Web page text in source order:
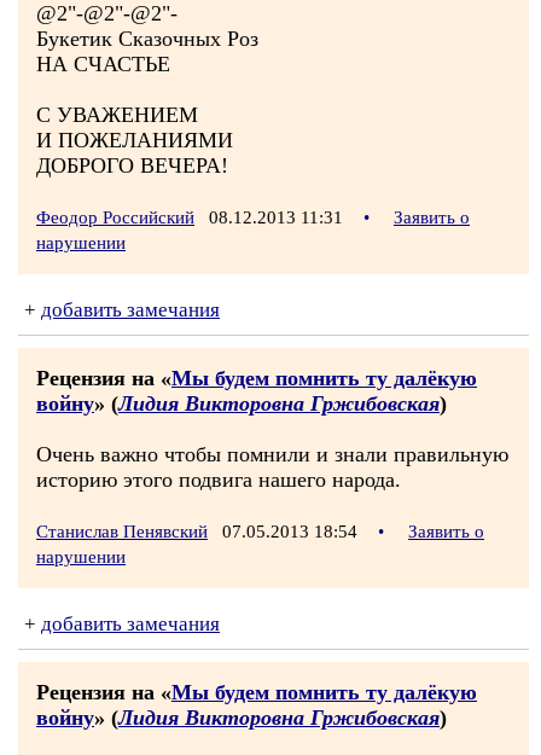
@2"-@2"-@2"-
Букетик Сказочных Роз
НА СЧАСТЬЕ
С УВАЖЕНИЕМ
И ПОЖЕЛАНИЯМИ
ДОБРОГО ВЕЧЕРА!
Феодор Российский 08.12.2013 11:31 •
Заявить о
нарушении
+ добавить замечания
Рецензия на «Мы будем помнить ту далёкую
войну» (Лидия Викторовна Гржибовская)
Очень важно чтобы помнили и знали правильную
историю этого подвига нашего народа.
Станислав Пенявский 07.05.2013 18:54 •
Заявить о
нарушении
+ добавить замечания
Рецензия на «Мы будем помнить ту далёкую
войну» (Лидия Викторовна Гржибовская)